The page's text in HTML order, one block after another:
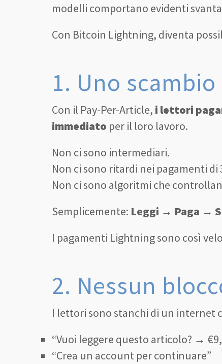
modelli comportano evidenti
Con Bitcoin Lightning, diventa
1. Uno
Con il Pay-Per-Article, i lettori
immediato per il loro lavoro.
Non ci sono intermediari.
Non ci sono ritardi nei pagamenti di
Non ci sono algoritmi che
Semplicemente: Leggi → Paga →
I pagamenti Lightning sono così
2. Nessun
I lettori sono stanchi di un internet
“Vuoi leggere questo articolo? →
“Crea un account per continuare”